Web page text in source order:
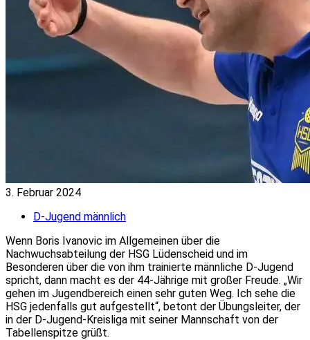
3. Februar 2024
D-Jugend männlich
Wenn Boris Ivanovic im Allgemeinen über die
Nachwuchsabteilung der HSG Lüdenscheid und im
Besonderen über die von ihm trainierte männliche D-Jugend
spricht, dann macht es der 44-Jährige mit großer Freude. „Wir
gehen im Jugendbereich einen sehr guten Weg. Ich sehe die
HSG jedenfalls gut aufgestellt“, betont der Übungsleiter, der
in der D-Jugend-Kreisliga mit seiner Mannschaft von der
Tabellenspitze grüßt.